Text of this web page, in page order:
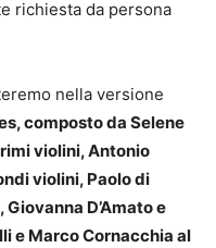
richiesta da persona
nella versione
composto da Selene
violini, Antonio
violini, Paolo di
D’Amato e
e Marco Cornacchia al